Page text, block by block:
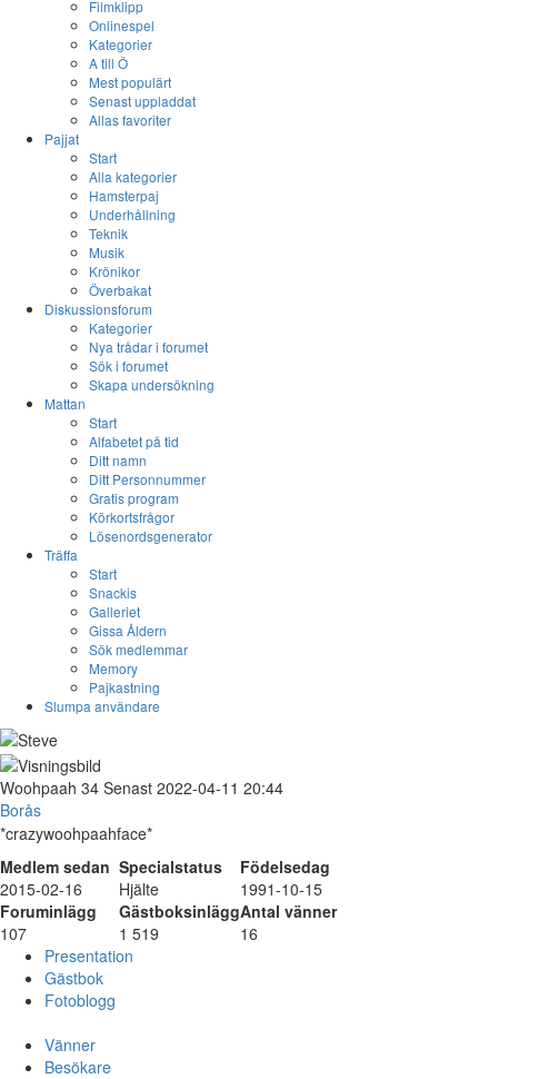
Filmklipp
Onlinespel
Kategorier
A till Ö
Mest populärt
Senast uppladdat
Allas favoriter
Pajjat
Start
Alla kategorier
Hamsterpaj
Underhållning
Teknik
Musik
Krönikor
Överbakat
Diskussionsforum
Kategorier
Nya trådar i forumet
Sök i forumet
Skapa undersökning
Mattan
Start
Alfabetet på tid
Ditt namn
Ditt Personnummer
Gratis program
Körkortsfrågor
Lösenordsgenerator
Träffa
Start
Snackis
Galleriet
Gissa Åldern
Sök medlemmar
Memory
Pajkastning
Slumpa användare
Woohpaah 34 Senast 2022-04-11 20:44
Borås
*crazywoohpaahface*
Medlem sedan Specialstatus
Födelsedag
2015-02-16
Hjälte
1991-10-15
Foruminlägg
GästboksinläggAntal vänner
107
1 519
16
Presentation
Gästbok
Fotoblogg
Vänner
Besökare